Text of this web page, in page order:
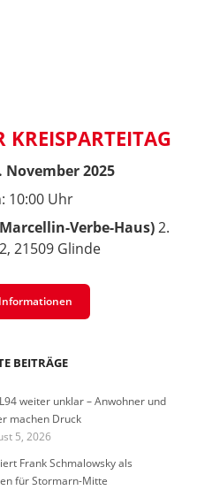
KREISPARTEITAG
November 2025
10:00 Uhr
Verbe-Haus)2.
21509 Glinde
BEITRÄGE
weiter unklar – Anwohner und
machen Druck
5, 2026
Frank Schmalowsky als
für Stormarn-Mitte